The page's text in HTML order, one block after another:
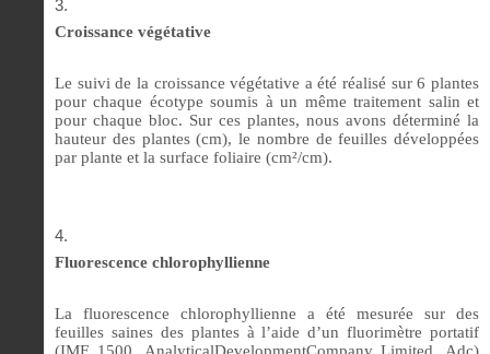
Croissance végétative
Le suivi de la croissance végétative a été réalisé sur 6 plantes
pour chaque écotype soumis à un même traitement salin et
pour chaque bloc. Sur ces plantes, nous avons déterminé la
hauteur des plantes (cm), le nombre de feuilles développées
par plante et la surface foliaire (cm²/cm).
Fluorescence chlorophyllienne
La fluorescence chlorophyllienne a été mesurée sur des
feuilles saines des plantes à l’aide d’un fluorimètre portatif